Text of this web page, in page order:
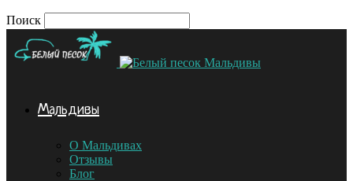
Поиск
Мальдивы
Мальдивы
О Мальдивах
Отзывы
Блог